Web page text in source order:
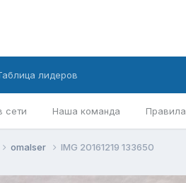
сети Наша команда Правила
лидеров
omalser IMG 20161219 133650